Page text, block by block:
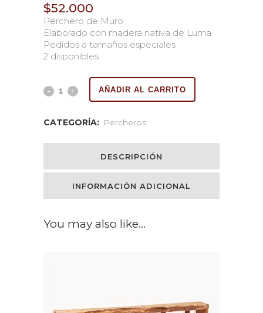
$52.000
Perchero de Muro.
Elaborado con madera nativa de Luma
Pedidos a tamaños especiales
2 disponibles
AÑADIR AL CARRITO
CATEGORÍA: Percheros
DESCRIPCIÓN
INFORMACIÓN ADICIONAL
You may also like…